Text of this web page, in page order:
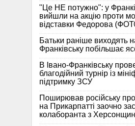
"Це НЕ потужно": у
вийшли на акцію проти
відставки Федорова
Батьки раніше виходять
Франківську побільшає
В Івано-Франківську
благодійний турнір із
підтримку ЗСУ
Поширював російську
на Прикарпатті заочно
колаборанта з